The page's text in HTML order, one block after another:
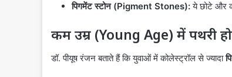
पिगमेंट स्टोन (Pigment Stones):ये छोटे और
कम उम्र (Young Age) में पथरी
डॉ. पीयूष रंजन बताते हैं कि युवाओं में कोलेस्ट्रॉल से ज्यादा